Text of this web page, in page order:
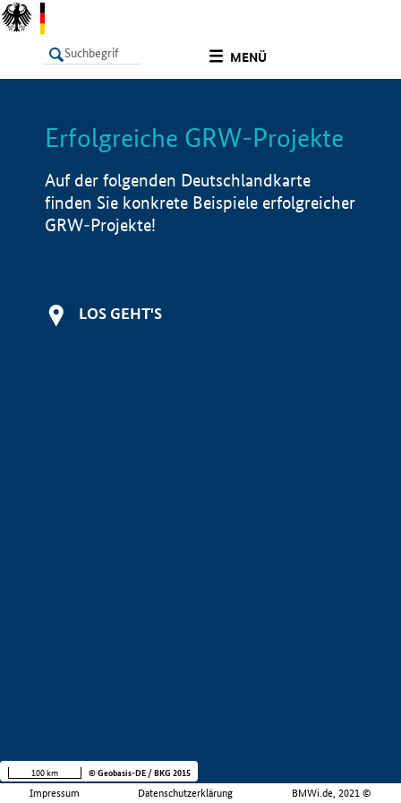
MENÜ
LISTE Info
Erfolgreiche GRW-Projekte
Auf der folgenden Deutschlandkarte
finden Sie konkrete Beispiele erfolgreicher
GRW-Projekte!
LOS GEHT'S
Impressum Datenschutzerklärung BMWi.de, 2021 ©
100 km © Geobasis-DE / BKG 2015